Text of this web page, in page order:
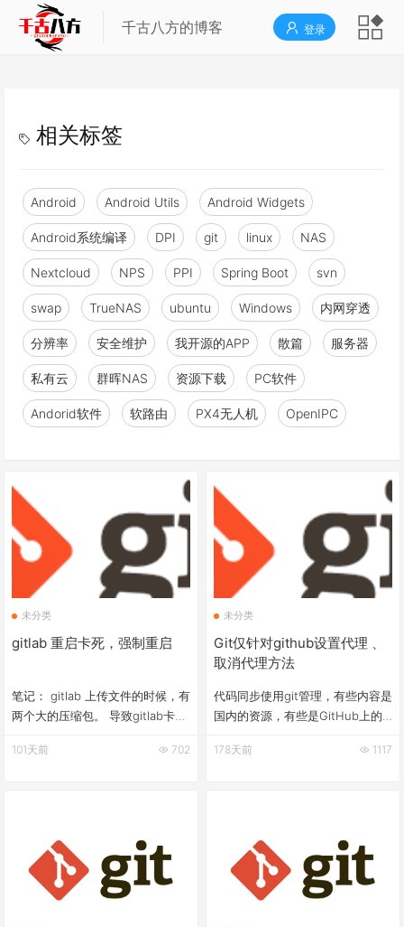
千古八方的博客 登录
相关标签
Android Android Utils Android Widgets
Android系统编译 DPI git linux NAS
Nextcloud NPS PPI Spring Boot svn
swap TrueNAS ubuntu Windows 内网穿透
分辨率 安全维护 我开源的APP 散篇 服务器
私有云 群晖NAS 资源下载 PC软件
Andorid软件 软路由 PX4无人机 OpenIPC
未分类
gitlab 重启卡死，强制重启
笔记： gitlab 上传文件的时候，有
两个大的压缩包。 导致gitlab卡
restart ok: run: gitaly: (pid
101天前 702
未分类
Git仅针对github设置代理 、
取消代理方法
代码同步使用git管理，有些内容是
国内的资源，有些是GitHub上的
内容进行设置代理，相关方法如
config --
178天前 1117